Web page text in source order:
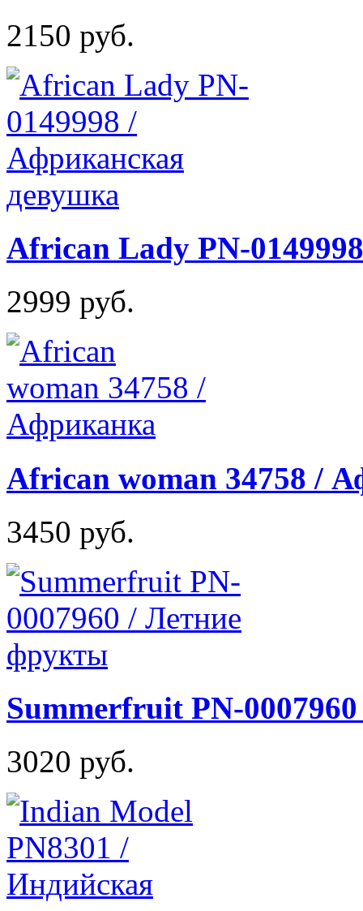
2150 руб.
African Lady PN-
2999 руб.
African woman 34758 /
3450 руб.
Summerfruit PN-
3020 руб.